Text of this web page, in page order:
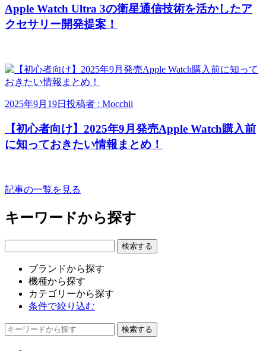
Apple Watch Ultra 3の衛星通信技術を活かしたア
クセサリー開発提案！
2025年9月19日 投稿者 : Mocchii
【初心者向け】2025年9月発売Apple Watch購入前
に知っておきたい情報まとめ！
記事の一覧を見る
キーワードから探す
ブランドから探す
機種から探す
カテゴリーから探す
条件で絞り込む